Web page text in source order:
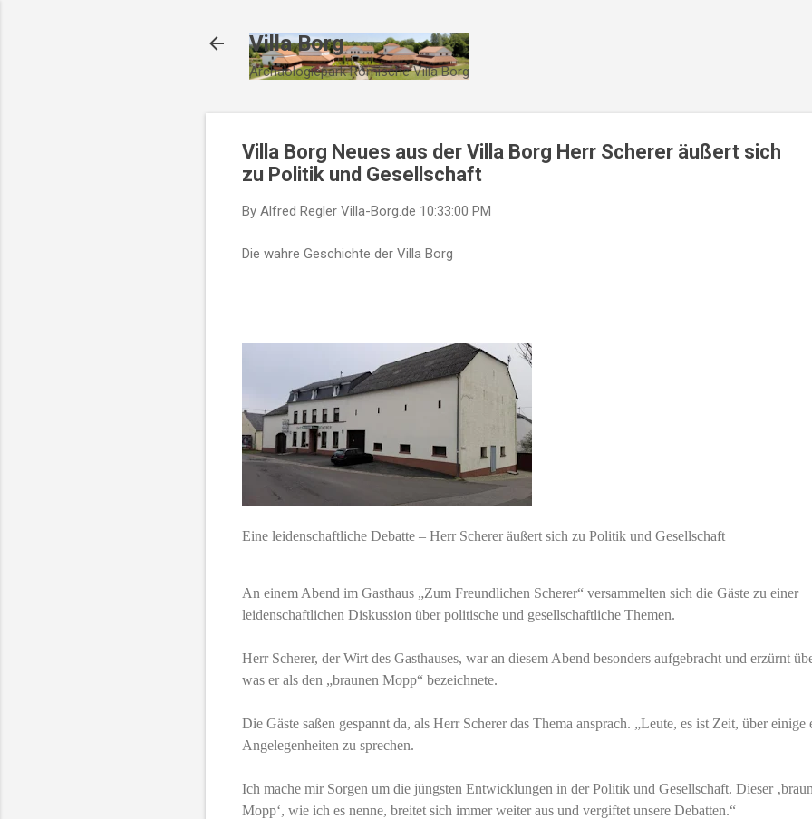
Villa Borg
Archäologiepark Römische Villa Borg
Villa Borg Neues aus der Villa Borg Herr Scherer äußert sich
zu Politik und Gesellschaft
By Alfred Regler Villa-Borg.de 10:33:00 PM
Die wahre Geschichte der Villa Borg
Eine leidenschaftliche Debatte – Herr Scherer äußert sich zu Politik und Gesellschaft
An einem Abend im Gasthaus „Zum Freundlichen Scherer“ versammelten sich die Gäste zu einer
leidenschaftlichen Diskussion über politische und gesellschaftliche Themen.
Herr Scherer, der Wirt des Gasthauses, war an diesem Abend besonders aufgebracht und erzürnt
was er als den „braunen Mopp“ bezeichnete.
Die Gäste saßen gespannt da, als Herr Scherer das Thema ansprach. „Leute, es ist Zeit, über einige
Angelegenheiten zu sprechen.
Ich mache mir Sorgen um die jüngsten Entwicklungen in der Politik und Gesellschaft. Dieser
Mopp‘, wie ich es nenne, breitet sich immer weiter aus und vergiftet unsere Debatten.“